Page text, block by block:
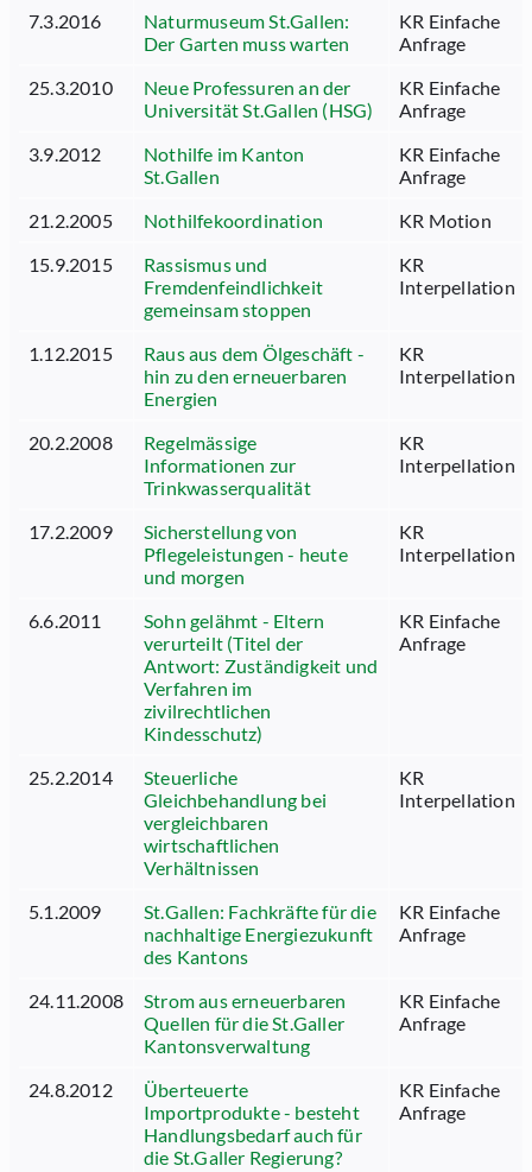
7.3.2016
Naturmuseum St.Gallen:
Der Garten muss warten
KR Einfache
Anfrage
25.3.2010
Neue Professuren an der
Universität St.Gallen (HSG)
KR Einfache
Anfrage
3.9.2012
Nothilfe im Kanton
St.Gallen
KR Einfache
Anfrage
21.2.2005
Nothilfekoordination
KR Motion
15.9.2015
Rassismus und
Fremdenfeindlichkeit
gemeinsam stoppen
KR
Interpellation
1.12.2015
Raus aus dem Ölgeschäft -
hin zu den erneuerbaren
Energien
KR
Interpellation
20.2.2008
Regelmässige
Informationen zur
Trinkwasserqualität
KR
Interpellation
17.2.2009
Sicherstellung von
Pflegeleistungen - heute
und morgen
KR
Interpellation
6.6.2011
Sohn gelähmt - Eltern
verurteilt (Titel der
Antwort: Zuständigkeit und
Verfahren im
zivilrechtlichen
Kindesschutz)
KR Einfache
Anfrage
25.2.2014
Steuerliche
Gleichbehandlung bei
vergleichbaren
wirtschaftlichen
Verhältnissen
KR
Interpellation
5.1.2009
St.Gallen: Fachkräfte für die
nachhaltige Energiezukunft
des Kantons
KR Einfache
Anfrage
24.11.2008
Strom aus erneuerbaren
Quellen für die St.Galler
Kantonsverwaltung
KR Einfache
Anfrage
24.8.2012
Überteuerte
Importprodukte - besteht
Handlungsbedarf auch für
die St.Galler Regierung?
KR Einfache
Anfrage